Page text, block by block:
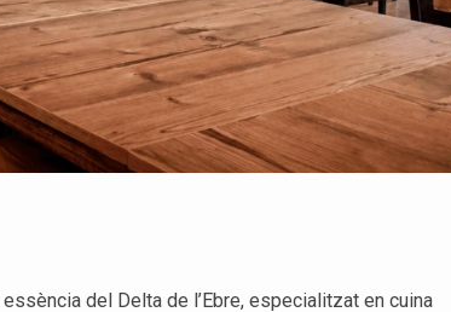
del Delta de l’Ebre, especialitzat en cuina